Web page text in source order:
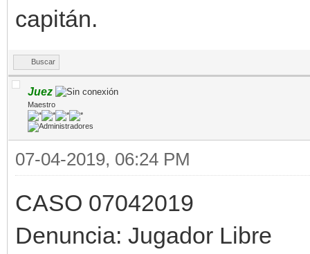
capitán.
Buscar
Juez
Maestro
07-04-2019, 06:24 PM
CASO 07042019
Denuncia: Jugador Libre